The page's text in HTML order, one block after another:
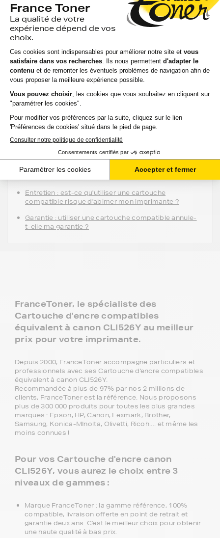
- +
Ajouter au panier
Aide & conseils
Entretien : est-ce qu'utiliser une cartouche
compatible risque d'abimer mon imprimante ?
Garantie : utiliser une cartouche compatible annule-
t-elle ma garantie ?
FranceToner, le spécialiste des
Cartouche d'encre compatibles
équivalent à canon CLI526Y au meilleur
prix pour votre imprimante.
Depuis 2000, FranceToner accompagne particuliers et
professionnels avec ses Cartouche d'encre compatibles
équivalent à canon CLI526Y.
Recommandée à plus de 97% par nos 2 millions de
clients, FranceToner est la référence. Nous proposons
plus de 300 000 produits pour toutes les plus grandes
marques : Epson, HP, Canon, Lexmark, Brother,
Samsung, Konica-MInolta, Olivetti, Ricoh.... et même les
moins connues !
Pour vos Cartouche d'encre canon
CLI526Y, vous aurez le choix entre 3
niveaux de gammes :
Marque FranceToner : la gamme référence, 100%
compatible, livraison offerte en point de retrait et
garantie deux ans. C'est le meilleur choix pour obtenir
une haute qualité à bas prix.